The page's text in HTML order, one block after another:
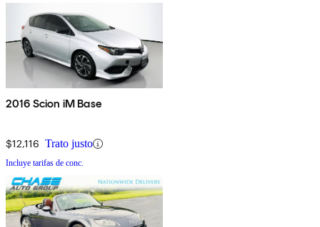
2016 Scion iM Base
$12,116 Trato justo
Incluye tarifas de conc.